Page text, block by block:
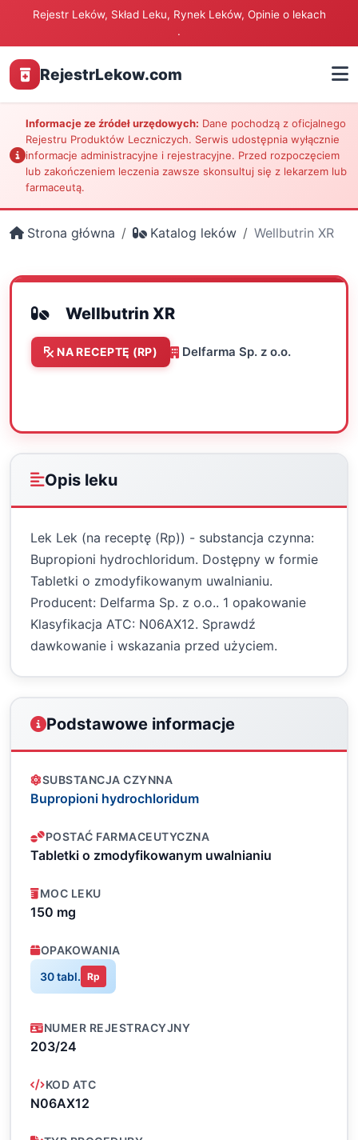
Rejestr Leków, Skład Leku, Rynek Leków, Opinie o lekach
.
RejestrLekow.com
Informacje ze źródeł urzędowych: Dane pochodzą z oficjalnego
Rejestru Produktów Leczniczych. Serwis udostępnia wyłącznie
informacje administracyjne i rejestracyjne. Przed rozpoczęciem
lub zakończeniem leczenia zawsze skonsultuj się z lekarzem lub
farmaceutą.
Strona główna Katalog leków Wellbutrin XR
Wellbutrin XR
NA RECEPTĘ (RP) Delfarma Sp. z o.o.
Opis leku
Lek Lek (na receptę (Rp)) - substancja czynna:
Bupropioni hydrochloridum. Dostępny w formie
Tabletki o zmodyfikowanym uwalnianiu.
Producent: Delfarma Sp. z o.o.. 1 opakowanie
Klasyfikacja ATC: N06AX12. Sprawdź
dawkowanie i wskazania przed użyciem.
Podstawowe informacje
SUBSTANCJA CZYNNA
Bupropioni hydrochloridum
POSTAĆ FARMACEUTYCZNA
Tabletki o zmodyfikowanym uwalnianiu
MOC LEKU
150 mg
OPAKOWANIA
30 tabl. Rp
NUMER REJESTRACYJNY
203/24
KOD ATC
N06AX12